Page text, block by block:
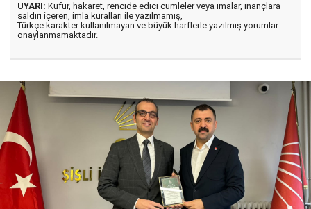
UYARI: Küfür, hakaret, rencide edici cümleler veya imalar, inançlara
saldırı içeren, imla kuralları ile yazılmamış,
Türkçe karakter kullanılmayan ve büyük harflerle yazılmış yorumlar
onaylanmamaktadır.